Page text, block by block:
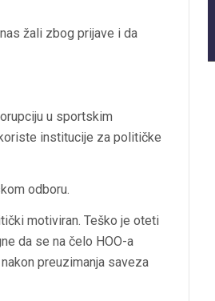
žali zbog prijave i da
u sportskim
institucije za političke
odboru.
motiviran. Teško je oteti
da se na čelo HOO-a
preuzimanja saveza